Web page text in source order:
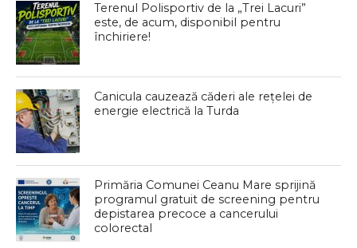
Terenul Polisportiv de la „Trei Lacuri”
este, de acum, disponibil pentru
închiriere!
Canicula cauzează căderi ale rețelei de
energie electrică la Turda
Primăria Comunei Ceanu Mare sprijină
programul gratuit de screening pentru
depistarea precoce a cancerului
colorectal